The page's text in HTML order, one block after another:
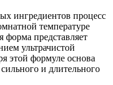
ингредиентов процесс
температуре
форма представляет
ультрачистой
этой формуле основа
и длительного